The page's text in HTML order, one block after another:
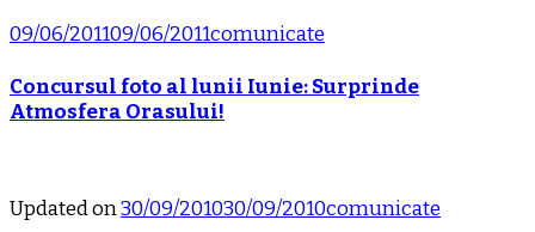
09/06/201109/06/2011comunicate
Concursul foto al lunii Iunie: Surprinde
Atmosfera Orasului!
Updated on30/09/201030/09/2010comunicate